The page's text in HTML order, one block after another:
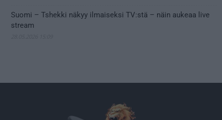
Suomi – Tshekki näkyy ilmaiseksi TV:stä – näin aukeaa live
stream